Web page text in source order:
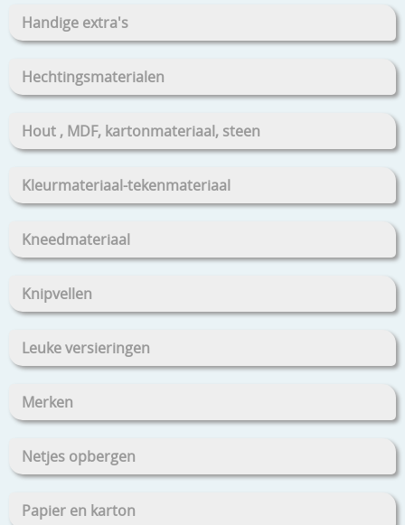
Handige extra's
Hechtingsmaterialen
Hout , MDF, kartonmateriaal, steen
Kleurmateriaal-tekenmateriaal
Kneedmateriaal
Knipvellen
Leuke versieringen
Merken
Netjes opbergen
Papier en karton